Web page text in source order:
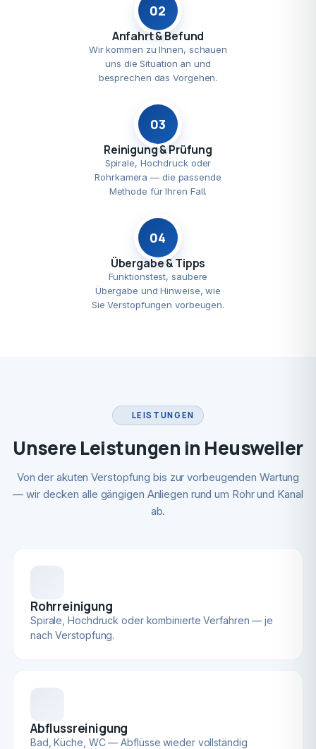
02
Anfahrt & Befund
Wir kommen zu Ihnen, schauen
uns die Situation an und
besprechen das Vorgehen.
03
Reinigung & Prüfung
Spirale, Hochdruck oder
Rohrkamera — die passende
Methode für Ihren Fall.
04
Übergabe & Tipps
Funktionstest, saubere
Übergabe und Hinweise, wie
Sie Verstopfungen vorbeugen.
LEISTUNGEN
Unsere Leistungen in Heusweiler
Von der akuten Verstopfung bis zur vorbeugenden Wartung
— wir decken alle gängigen Anliegen rund um Rohr und Kanal
ab.
Rohrreinigung
Spirale, Hochdruck oder kombinierte Verfahren — je
nach Verstopfung.
Abflussreinigung
Bad, Küche, WC — Abflüsse wieder vollständig